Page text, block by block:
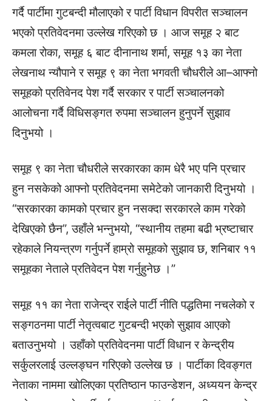
गर्दै पार्टीमा गुटबन्दी मौलाएको र पार्टी विधान विपरीत सञ्चालन
भएको प्रतिवेदनमा उल्लेख गरिएको छ । आज समूह २ बाट
कमला रोका, समूह ६ बाट दीनानाथ शर्मा, समूह १३ का नेता
लेखनाथ न्यौपाने र समूह ९ का नेता भगवती चौधरीले आ–आफ्नो
समूहको प्रतिवेनद पेश गर्दै सरकार र पार्टी सञ्चालनको
आलोचना गर्दै विधिसङ्गत रुपमा सञ्चालन हुनुपर्ने सुझाव
दिनुभयो ।
समूह ९ का नेता चौधरीले सरकारका काम धेरै भए पनि प्रचार
हुन नसकेको आफ्नो प्रतिवेदनमा समेटेको जानकारी दिनुभयो ।
“सरकारका कामको प्रचार हुन नसक्दा सरकारले काम गरेको
देखिएको छैन”, उहाँले भन्नुभयो, “स्थानीय तहमा बढी भ्रष्टाचार
रहेकाले नियन्त्रण गर्नुपर्ने हाम्रो समूहको सुझाव छ, शनिबार ११
समूहका नेताले प्रतिवेदन पेश गर्नुहुनेछ ।”
समूह ११ का नेता राजेन्द्र राईले पार्टी नीति पद्धतिमा नचलेको र
सङ्गठनमा पार्टी नेतृत्वबाट गुटबन्दी भएको सुझाव आएको
बताउनुभयो । उहाँको प्रतिवेदनमा पार्टी विधान र केन्द्रीय
सर्कुलरलाई उल्लङ्घन गरिएको उल्लेख छ । पार्टीका दिवङ्गत
नेताका नाममा खोलिएका प्रतिष्ठान फाउन्डेशन, अध्ययन केन्द्र